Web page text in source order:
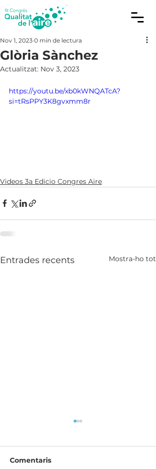
Glòria Sànchez
Nov 1, 2023 0 min de lectura
Actualitzat: Nov 3, 2023
https://youtu.be/xb0kWNQATcA?
si=tRsPPY3K8gvxmm8r
Videos 3a Edicio Congres Aire
Entrades recents Mostra-ho tot
Comentaris